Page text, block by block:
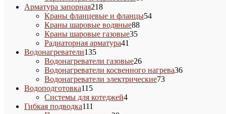
Арматура запорная218218
товаров
Краны фланцевые и фланцы5454
Краны шаровые водяные8888
Краны шаровые газовые3535
Радиаторная арматура41
Водонагреватели135135
товаров
Водонагреватели газовые2626
товаров
Водонагреватели косвенного нагрева3636
Водонагреватели электрические7373
Водоподготовка115115
товаров
Системы для котеджей44
Гибкая подводка111